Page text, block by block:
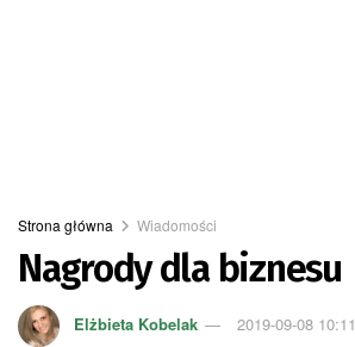
Strona główna Wiadomości
Nagrody dla biznesu
Elżbieta Kobelak 2019-09-08 10:11